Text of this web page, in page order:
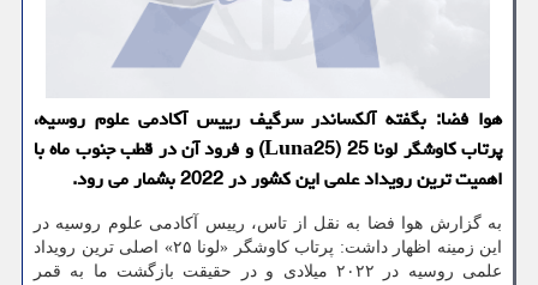
هوا فضا: بگفته آلکساندر سرگیف رییس آکادمی علوم روسیه،
پرتاب کاوشگر لونا 25 (Luna25) و فرود آن در قطب جنوب ماه با
اهمیت ترین رویداد علمی این کشور در 2022 بشمار می رود.
به گزارش هوا فضا به نقل از تاس، رییس آکادمی علوم روسیه در
این زمینه اظهار داشت: پرتاب کاوشگر «لونا ۲۵» اصلی ترین رویداد
علمی روسیه در ۲۰۲۲ میلادی و در حقیقت بازگشت ما به قمر